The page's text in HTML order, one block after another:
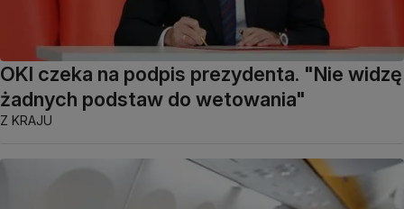
OKI czeka na podpis prezydenta. "Nie widzę
żadnych podstaw do wetowania"
Z KRAJU